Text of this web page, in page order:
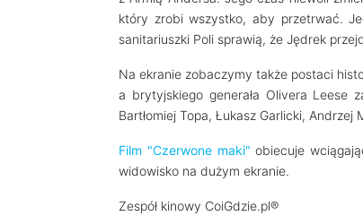
który zrobi wszystko, aby przetrwać.
sanitariuszki Poli sprawią, że Jędrek
Na ekranie zobaczymy także postaci
a brytyjskiego generała Olivera Leese
Bartłomiej Topa, Łukasz Garlicki,
Film "Czerwone maki" obiecuje
widowisko na dużym ekranie.
Zespół kinowy CoiGdzie.pl®